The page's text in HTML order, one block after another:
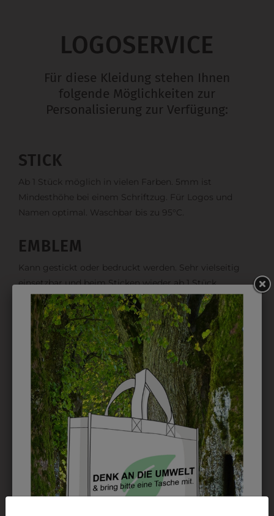
LOGOSERVICE
Für diese Kleidung stehen Ihnen
folgende Möglichkeiten zur
Personalisierung zur Verfügung:
STICK
Ab 1 Stück möglich in vielen Farben. 5mm ist
Mindesthöhe bei einem Schriftzug. Für Logos und
Namen optimal. Waschbar bis zu 95°C.
EMBLEM
Kann gestickt oder bedruckt werden. Sehr vielseitig
einsetzbar und beim Sticken wieder ab 1 Stück
möglich.
DRUCK
Perfekt für große Logos und für kleine Details, jedoch
kostet jede Farbe extra und ist erst ab 12 Stück
möglich. Waschbar bis zu 60°C.
DAS KÖNNTE IHNEN